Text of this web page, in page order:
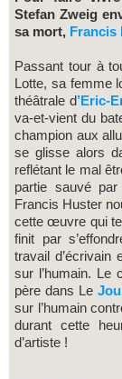
Stefan Zweig
sa mort, Francis
Passant tour à
Lotte, sa femme
théâtrale d’Eric-
va-et-vient du
champion aux
se glisse alors
reflétant le mal
partie sauvé
Francis Huster
cette œuvre qui
finit par
travail d’écrivain
sur l’humain. Le
père dans Le
sur l’humain
durant cette
d’artiste !